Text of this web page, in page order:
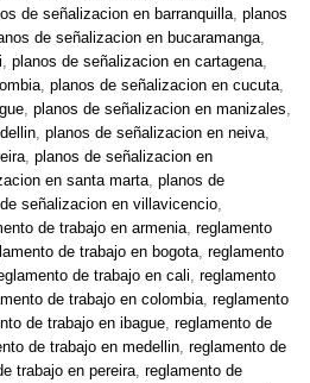
de señalizacion en barranquilla planos
de señalizacion en bucaramanga
planos de señalizacion en cartagena
planos de señalizacion en cucuta
planos de señalizacion en manizales
planos de señalizacion en neiva
planos de señalizacion en
en santa marta planos de
señalizacion en villavicencio
de trabajo en armenia reglamento
de trabajo en bogota reglamento
de trabajo en cali reglamento
de trabajo en colombia reglamento
de trabajo en ibague reglamento de
de trabajo en medellin reglamento de
trabajo en pereira reglamento de